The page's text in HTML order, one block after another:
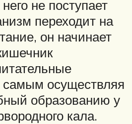
не поступает
переходит на
он начинает
осуществляя
образованию у
кала.